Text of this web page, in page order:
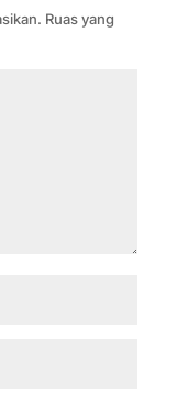
Ruas yang